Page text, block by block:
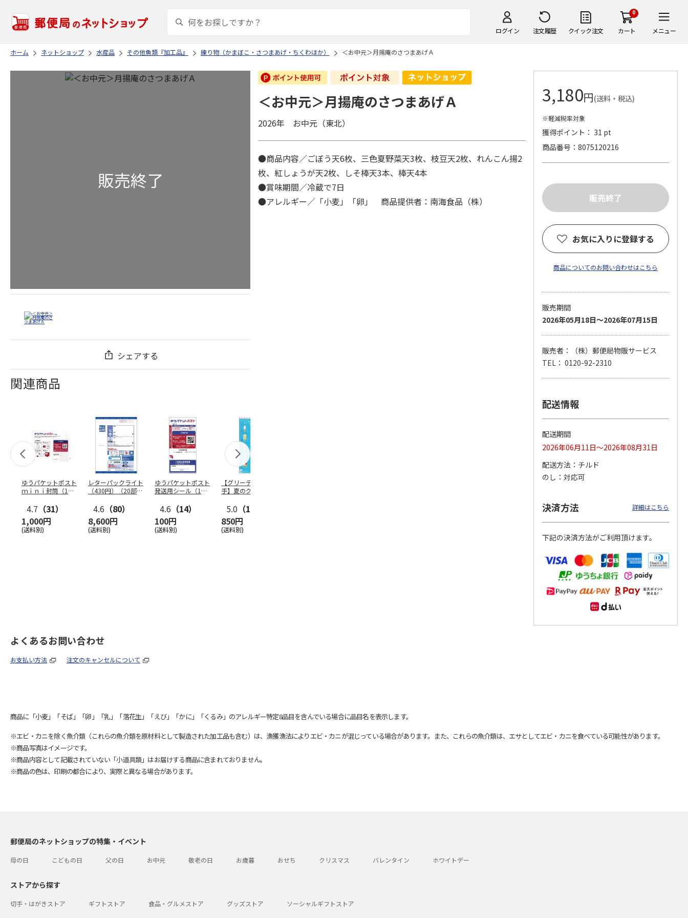
ログイン 注文履歴 クイック注文
0
カート メニュー
ホーム ネットショップ 水産品 その他魚類『加工品』 練り物（かまぼこ・さつまあげ・ちくわほか） ＜お中元＞月揚庵のさつまあげＡ
シェアする
関連商品
ゆうパケットポスト
ｍｉｎｉ封筒（1個
4.7 （31）
1,000円
(送料別)
レターパックライト
（430円）（20部セ
4.6 （80）
8,600円
(送料別)
ゆうパケットポスト
発送用シール（1個
4.6 （14）
100円
(送料別)
【グリーティング切
手】夏のグリーティ
5.0 （10）
850円
(送料別)
【グリーティング切
円…
4.8（11）
5,500円
4.6（7）
11,000円
＜お中元＞月揚庵のさつまあげＡ
2026年 お中元（東北）
●商品内容／ごぼう天6枚、三色夏野菜天3枚、枝豆天2枚、れんこん揚2
枚、紅しょうが天2枚、しそ棒天3本、棒天4本
●賞味期間／冷蔵で7日
●アレルギー／「小麦」「卵」 商品提供者：南海食品（株）
3,180円(送料・税込)
※軽減税率対象
獲得ポイント： 31 pt
商品番号
8075120216
お気に入りに登録する
商品についてのお問い合わせはこちら
販売期間
2026年05月18日～2026年07月15日
販売者：（株）郵便局物販サービス
TEL： 0120-92-2310
配送情報
配送期間
2026年06月11日～2026年08月31日
配送方法
チルド
のし
対応可
決済方法 詳細はこちら
下記の決済方法がご利用頂けます。
よくあるお問い合わせ
お支払い方法 注文のキャンセルについて
商品に「小麦」「そば」「卵」「乳」「落花生」「えび」「かに」「くるみ」のアレルギー特定8品目を含んでいる場合に品目名を表示します。
※エビ・カニを除く魚介類（これらの魚介類を原材料として製造された加工品も含む）は、漁獲漁法によりエビ・カニが混じっている場合があります。また、これらの魚介類は、エサとしてエビ・カニを食べている可能性があります。
※商品写真はイメージです。
※商品内容として記載されていない「小道具類」はお届けする商品に含まれておりません。
※商品の色は、印刷の都合により、実際と異なる場合があります。
郵便局のネットショップの特集・イベント
母の日 こどもの日 父の日 お中元 敬老の日 お歳暮 おせち クリスマス バレンタイン ホワイトデー
ストアから探す
切手・はがきストア ギフトストア 食品・グルメストア グッズストア ソーシャルギフトストア